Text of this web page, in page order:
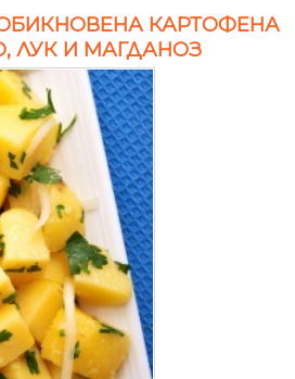
КАРТОФЕНА
ЛУК И МАГДАНОЗ